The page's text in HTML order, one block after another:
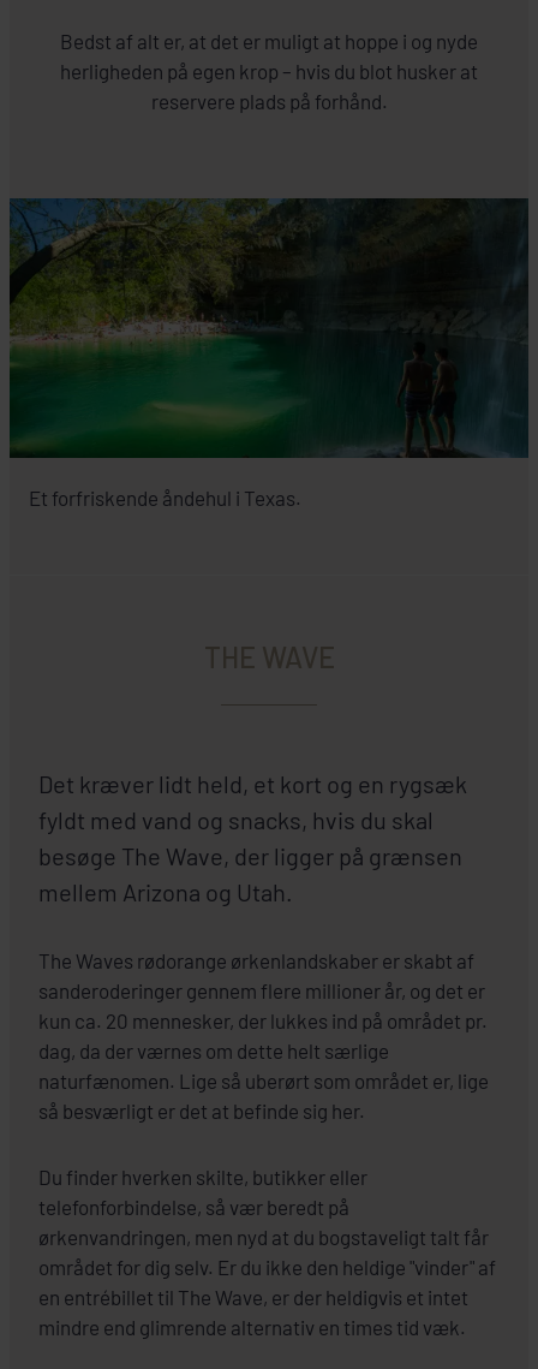
Bedst af alt er, at det er muligt at hoppe i og nyde
herligheden på egen krop – hvis du blot husker at
reservere plads på forhånd.
Et forfriskende åndehul i Texas.
THE WAVE
Det kræver lidt held, et kort og en rygsæk
fyldt med vand og snacks, hvis du skal
besøge The Wave, der ligger på grænsen
mellem Arizona og Utah.
The Waves rødorange ørkenlandskaber er skabt af
sanderoderinger gennem flere millioner år, og det er
kun ca. 20 mennesker, der lukkes ind på området pr.
dag, da der værnes om dette helt særlige
naturfænomen. Lige så uberørt som området er, lige
så besværligt er det at befinde sig her.
Du finder hverken skilte, butikker eller
telefonforbindelse, så vær beredt på
ørkenvandringen, men nyd at du bogstaveligt talt får
området for dig selv. Er du ikke den heldige "vinder" af
en entrébillet til The Wave, er der heldigvis et intet
mindre end glimrende alternativ en times tid væk.